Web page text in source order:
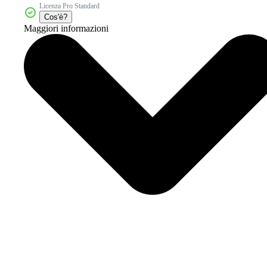
Licenza Pro Standard
Cos'è?
Maggiori informazioni